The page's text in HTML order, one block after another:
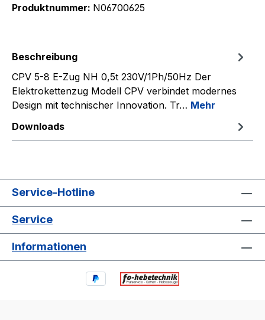
Produktnummer: N06700625
Beschreibung
CPV 5-8 E-Zug NH 0,5t 230V/1Ph/50Hz Der
Elektrokettenzug Modell CPV verbindet modernes
Design mit technischer Innovation. Tr… Mehr
Downloads
Service-Hotline
Service
Informationen